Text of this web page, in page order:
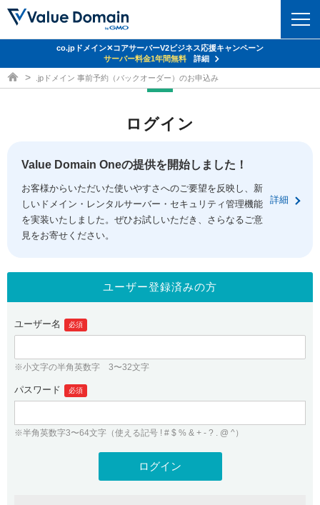
ドメイントップ
ドメイン移管
ドメイン価格一覧
ドメイン一括検索
.jpドメインオークション
gTLDオークション NEW!
.jpドメインバックオーダー
プレミアムドメイン
人気ドメインの種類
WHOIS検索
コアサーバー
バリューサーバー
XREA
セキュリティトップ
Value Domain ネットde診断
SSL証明書
サービストップ
お得意様割引
紹介制度
バリュードメインAPI
ドメイン・ホスティングOEM
facebook
ログイン
従来のバリュードメインをご利用希望の方
Value Domainにログイン
ユーザー登録
co.jpドメイン✕コアサーバーV2ビジネス応援キャンペーン
サーバー料金1年間無料
詳細
ドメイン取得ならバリュードメイン
.jpドメイン 事前予約（バックオーダー）のお申込み
ログイン
Value Domain Oneの提供を開始しました！
お客様からいただいた使いやすさへのご要望を反映し、新
しいドメイン・レンタルサーバー・セキュリティ管理機能
を実装いたしました。ぜひお試しいただき、さらなるご意
見をお寄せください。
詳細
ユーザー登録済みの方
ユーザー名 必須
※小文字の半角英数字 3〜32文字
パスワード 必須
※半角英数字3〜64文字（使える記号 ! # $ % & + - ? . @ ^）